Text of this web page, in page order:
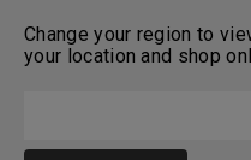
Change your region to
your location and shop